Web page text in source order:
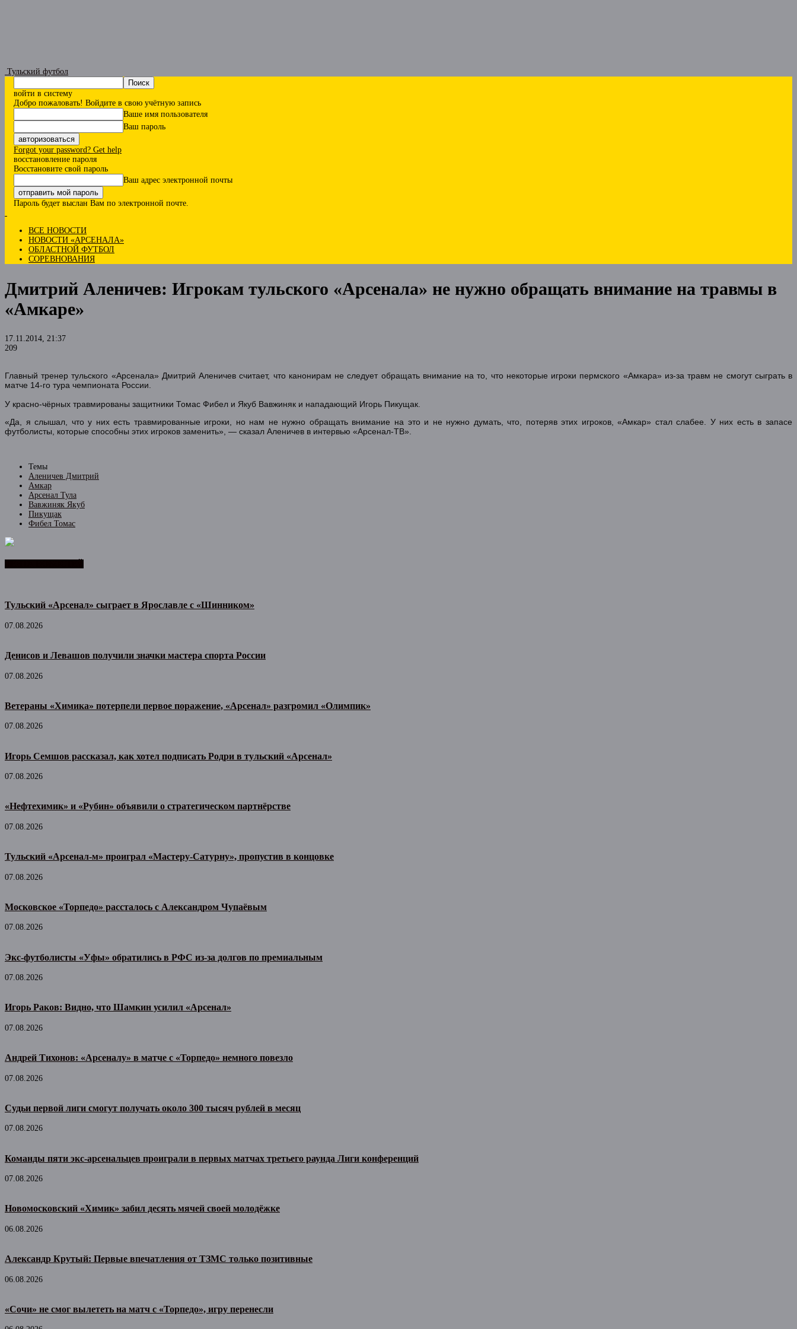
Тульский футбол
войти в систему
Добро пожаловать! Войдите в свою учётную запись
Ваше имя пользователя
Ваш пароль
Forgot your password? Get help
восстановление пароля
Восстановите свой пароль
Ваш адрес электронной почты
Пароль будет выслан Вам по электронной почте.
ВСЕ НОВОСТИ
НОВОСТИ «АРСЕНАЛА»
ОБЛАСТНОЙ ФУТБОЛ
СОРЕВНОВАНИЯ
Дмитрий Аленичев: Игрокам тульского «Арсенала» не нужно обращать внимание на травмы в
«Амкаре»
17.11.2014, 21:37
209
Главный тренер тульского «Арсенала» Дмитрий Аленичев считает, что канонирам не следует обращать внимание на то, что некоторые игроки пермского «Амкара» из-за травм не смогут сыграть в
матче 14-го тура чемпионата России.
У красно-чёрных травмированы защитники Томас Фибел и Якуб Вавжиняк и нападающий Игорь Пикущак.
«Да, я слышал, что у них есть травмированные игроки, но нам не нужно обращать внимание на это и не нужно думать, что, потеряв этих игроков, «Амкар» стал слабее. У них есть в запасе
футболисты, которые способны этих игроков заменить», — сказал Аленичев в интервью «Арсенал-ТВ».
Темы
Аленичев Дмитрий
Амкар
Арсенал Тула
Вавжиняк Якуб
Пикущак
Фибел Томас
Тульский «Арсенал» сыграет в Ярославле с «Шинником»
07.08.2026
Денисов и Левашов получили значки мастера спорта России
07.08.2026
Ветераны «Химика» потерпели первое поражение, «Арсенал» разгромил «Олимпик»
07.08.2026
Игорь Семшов рассказал, как хотел подписать Родри в тульский «Арсенал»
07.08.2026
«Нефтехимик» и «Рубин» объявили о стратегическом партнёрстве
07.08.2026
Тульский «Арсенал-м» проиграл «Мастеру-Сатурну», пропустив в концовке
07.08.2026
Московское «Торпедо» рассталось с Александром Чупаёвым
07.08.2026
Экс-футболисты «Уфы» обратились в РФС из-за долгов по премиальным
07.08.2026
Игорь Раков: Видно, что Шамкин усилил «Арсенал»
07.08.2026
Андрей Тихонов: «Арсеналу» в матче с «Торпедо» немного повезло
07.08.2026
Судьи первой лиги смогут получать около 300 тысяч рублей в месяц
07.08.2026
Команды пяти экс-арсенальцев проиграли в первых матчах третьего раунда Лиги конференций
07.08.2026
Новомосковский «Химик» забил десять мячей своей молодёжке
06.08.2026
Александр Крутый: Первые впечатления от ТЗМС только позитивные
06.08.2026
«Сочи» не смог вылететь на матч с «Торпедо», игру перенесли